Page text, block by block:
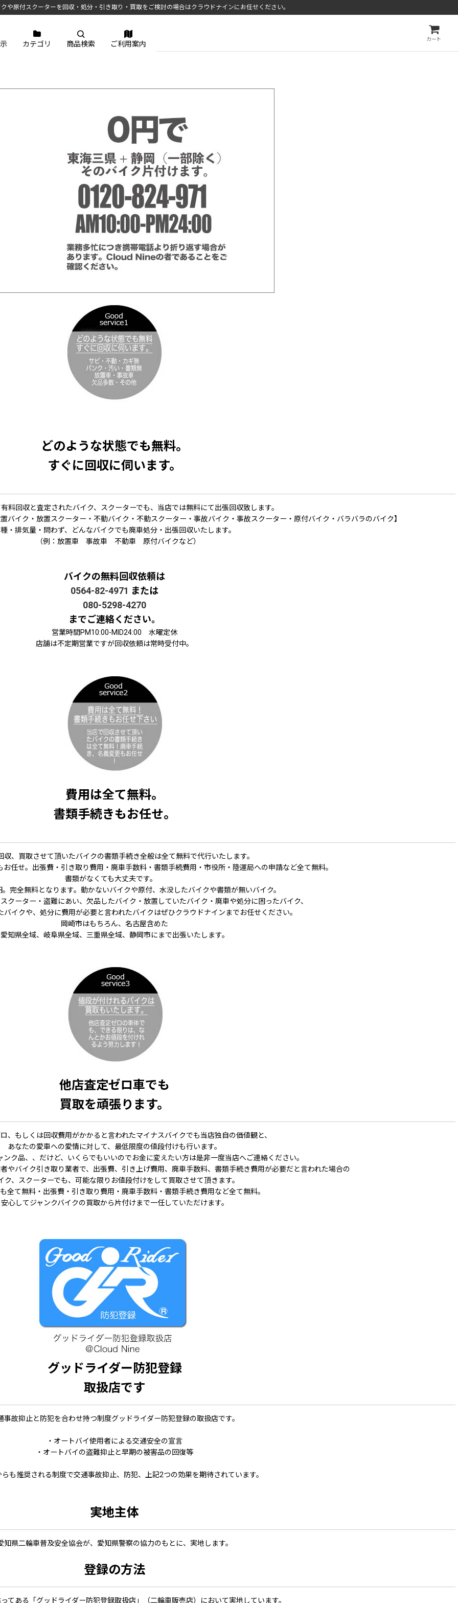
や原付スクーターを回収・処分・引き取り・買取をご検討の場合はクラウドナインにお任せください。
カート
カテゴリ 商品検索 ご利用案内
どのような状態でも無料。
すぐに回収に伺います。
料回収と査定されたバイク、スクーターでも、当店では無料にて出張回収致します。
バイク・放置スクーター・不動バイク・不動スクーター・事故バイク・事故スクーター・原付バイク・バラバラのバイク】
・排気量・問わず、どんなバイクでも廃車処分・出張回収いたします。
（例：放置車 事故車 不動車 原付バイクなど）
バイクの無料回収依頼は
0564-82-4971 または
080-5298-4270
までご連絡ください。
営業時間PM10:00-MID24:00 水曜定休
店舗は不定期営業ですが回収依頼は常時受付中。
費用は全て無料。
書類手続きもお任せ。
収、買取させて頂いたバイクの書類手続き全般は全て無料で代行いたします。
任せ。出張費・引き取り費用・廃車手数料・書類手続費用・市役所・陸運局への申請など全て無料。
書類がなくても大丈夫です。
。完全無料となります。動かないバイクや原付、水没したバイクや書類が無いバイク。
クーター・盗難にあい、欠品したバイク・放置していたバイク・廃車や処分に困ったバイク、
バイクや、処分に費用が必要と言われたバイクはぜひクラウドナインまでお任せください。
岡崎市はもちろん、名古屋含めた
愛知県全域、岐阜県全域、三重県全域、静岡市にまで出張いたします。
他店査定ゼロ車でも
買取を頑張ります。
、もしくは回収費用がかかると言われたマイナスバイクでも当店独自の価値観と、
あなたの愛車への愛情に対して、最低限度の値段付けも行います。
ンク品、、だけど、いくらでもいいのでお金に変えたい方は是非一度当店へご連絡ください。
やバイク引き取り業者で、出張費、引き上げ費用、廃車手数料、書類手続き費用が必要だと言われた場合の
ク、スクーターでも、可能な限りお値段付けをして買取させて頂きます。
全て無料・出張費・引き取り費用・廃車手数料・書類手続き費用など全て無料。
安心してジャンクバイクの買取から片付けまで一任していただけます。
グッドライダー防犯登録
取扱店です
事故抑止と防犯を合わせ持つ制度グッドライダー防犯登録の取扱店です。
・オートバイ使用者による交通安全の宣言
・オートバイの盗難抑止と早期の被害品の回復等
も推奨される制度で交通事故抑止、防犯、上記2つの効果を期待されています。
実地主体
知県二輪車普及安全協会が、愛知県警察の協力のもとに、実地します。
登録の方法
てある「グッドライダー防犯登録取扱店」（二輪車販売店）において実地しています。